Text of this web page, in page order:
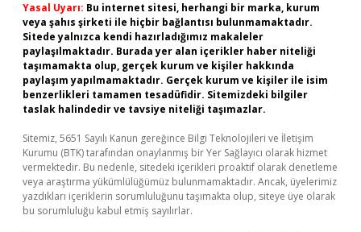
Yasal Uyarı: Bu internet sitesi, herhangi bir marka, kurum
veya şahıs şirketi ile hiçbir bağlantısı bulunmamaktadır.
Sitede yalnızca kendi hazırladığımız makaleler
paylaşılmaktadır. Burada yer alan içerikler haber niteliği
taşımamakta olup, gerçek kurum ve kişiler hakkında
paylaşım yapılmamaktadır. Gerçek kurum ve kişiler ile isim
benzerlikleri tamamen tesadüfidir. Sitemizdeki bilgiler
taslak halindedir ve tavsiye niteliği taşımazlar.
Sitemiz, 5651 Sayılı Kanun gereğince Bilgi Teknolojileri ve İletişim
Kurumu (BTK) tarafından onaylanmış bir Yer Sağlayıcı olarak hizmet
vermektedir. Bu nedenle, sitedeki içerikleri proaktif olarak denetleme
veya araştırma yükümlülüğümüz bulunmamaktadır. Ancak, üyelerimiz
yazdıkları içeriklerin sorumluluğunu taşımakta olup, siteye üye olarak
bu sorumluluğu kabul etmiş sayılırlar.